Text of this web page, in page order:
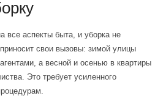
все аспекты быта, и уборка не
свои вызовы: зимой улицы
а весной и осенью в квартиры
Это требует усиленного